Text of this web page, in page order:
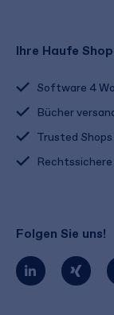
Ihre Haufe
Software 4
Bücher
Trusted
Folgen Sie uns!